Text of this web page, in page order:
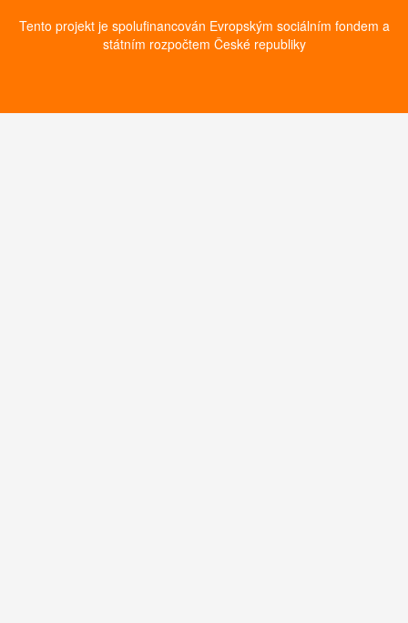
Tento projekt je spolufinancován Evropským sociálním fondem a
státním rozpočtem České republiky